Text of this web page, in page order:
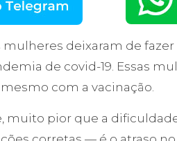
deixaram de
de covid-19. Essas
com a vacinação.
muito pior que a